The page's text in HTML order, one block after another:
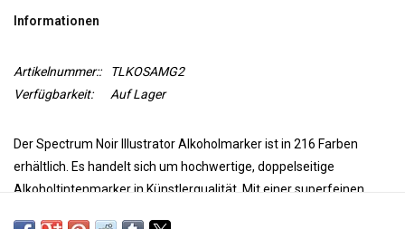
Informationen
Artikelnummer::
TLKOSAMG2
Verfügbarkeit:
Auf Lager
Der Spectrum Noir Illustrator Alkoholmarker ist in 216 Farben
erhältlich. Es handelt sich um hochwertige, doppelseitige
Alkoholtintenmarker in Künstlerqualität. Mit einer superfeinen